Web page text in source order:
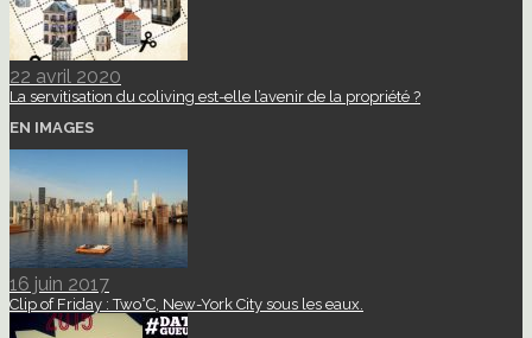
22 avril 2020
La servitisation du coliving est-elle l’avenir de la propriété ?
EN IMAGES
16 juin 2017
Clip of Friday : Two°C, New-York City sous les eaux.